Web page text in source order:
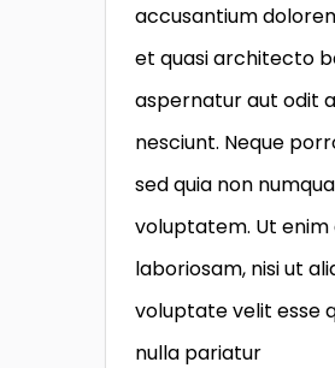
accusantium
et quasi architecto
aspernatur aut odit
nesciunt. Neque
sed quia non
voluptatem. Ut
laboriosam, nisi ut
voluptate velit esse
nulla pariatur